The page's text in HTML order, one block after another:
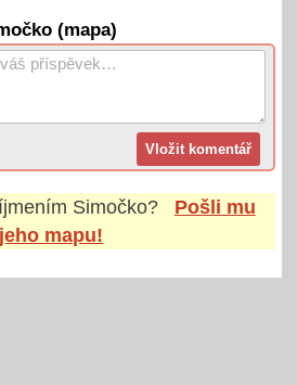
(mapa)
Simočko?
Pošli mu
jeho mapu!